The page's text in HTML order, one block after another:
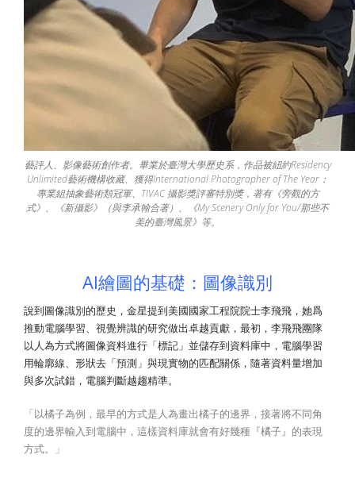
藝評人、影像藝術創作者。畢業於臺灣大學歷史系，作品被紐約Residency
Unlimited藝術機構收藏、獲得International Photographer of The Year：
專業組抽象藝術類冠軍、TIVAC 攝影獎評審特別獎，著有《旁觀的方
式》、《新攝影》（與李承翰合著）、《My Scenery Only for You/那些不
美的臺灣風景》等。
AI繪圖的基礎：圖像識別
說到圖像識別的歷史，金星提到美國國家工程院院士李飛飛，她爲
推動電腦學習、視覺辨識的研究做出卓越貢獻，最初，李飛飛團隊
以人為方式將圖像資料進行「標記」並儲存到資料庫中，電腦學習
用輪廓線、形狀去「預測」與現實物的匹配關係，隨著資料量增加
與多次試錯，電腦判斷越趨精準。
「以橘子為例，最早的方式是人為畫出橘子的邊界，接著將不同角
度的邊界輸入到電腦中，這樣資料庫就會有好幾種『橘子』的表現
方式。」